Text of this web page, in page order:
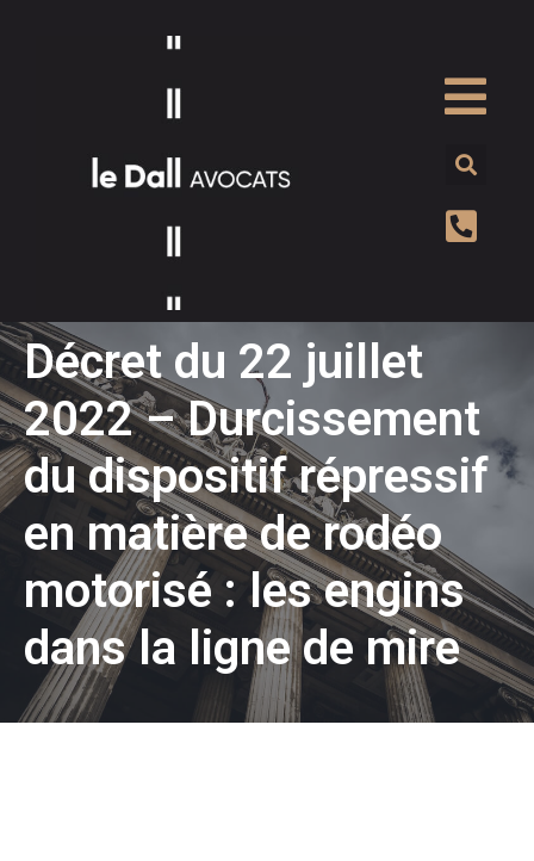
Décret du 22 juillet
2022 – Durcissement
du dispositif répressif
en matière de rodéo
motorisé : les engins
dans la ligne de mire